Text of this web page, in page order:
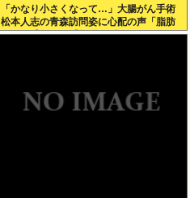
「かなり小さくなって…」大腸がん手術
松本人志の青森訪問姿に心配の声「脂肪
のない感じが」「無理せずに」